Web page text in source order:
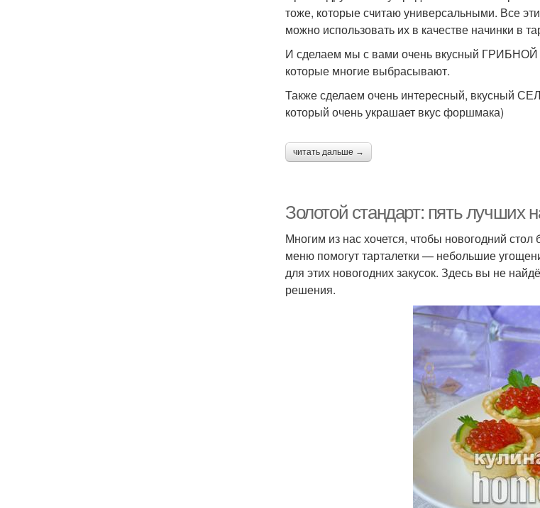
Тарталетки на человека
Тарталетки к
Тарталетки с
Тарталетки с мясными
шариками
тарталетки
Тарталетки с
Закусочные
Простые тарталетки Елочки в
тоже, которые считаю универсальными. Все
можно использовать их в качестве начинки в
И сделаем мы с вами очень вкусный
которые многие выбрасывают.
Также сделаем очень интересный, вкусный
который очень украшает вкус форшмака)
читать дальше →
Золотой стандарт: пять лучших
Многим из нас хочется, чтобы новогодний
меню помогут тарталетки — небольшие
для этих новогодних закусок. Здесь вы не
решения.